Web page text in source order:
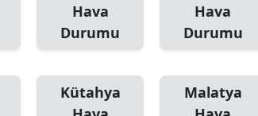
Hava
Durumu
Hava
Durumu
Kütahya
Malatya